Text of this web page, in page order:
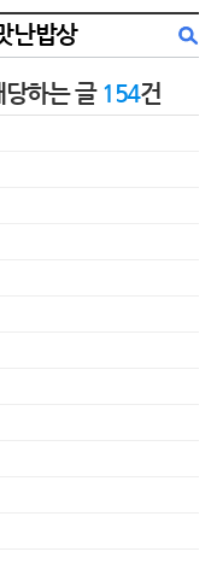
난밥상
당하는 글 154건